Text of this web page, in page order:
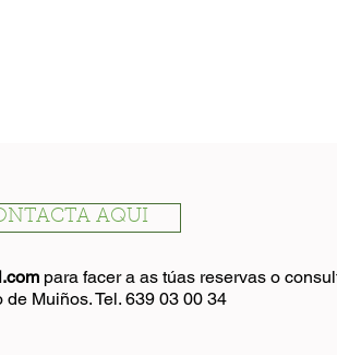
AQUI
para facer a as túas reservas o
de Muiños.Tel. 639 03 00 34